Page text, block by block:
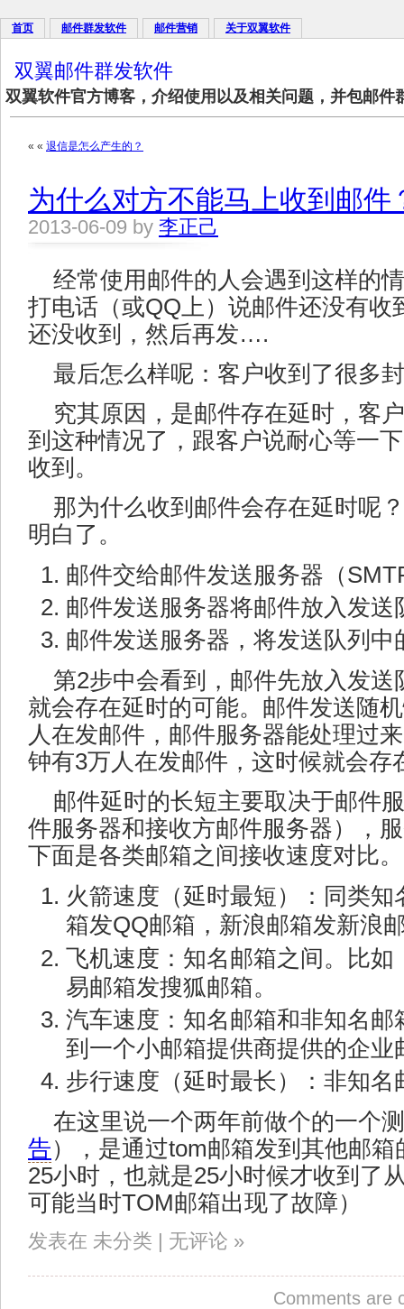
首页 邮件群发软件 邮件营销 关于双翼软件
双翼邮件群发软件
双翼软件官方博客，介绍使用以及相关问题，并包邮
« « 退信是怎么产生的？
为什么对方不能马上收到邮件
2013-06-09 by 李正己
经常使用邮件的人会遇到这样的
打电话（或QQ上）说邮件还没有收
还没收到，然后再发….
最后怎么样呢：客户收到了很多
究其原因，是邮件存在延时，客
到这种情况了，跟客户说耐心等一
收到。
那为什么收到邮件会存在延时呢
明白了。
邮件交给邮件发送服务器（
邮件发送服务器将邮件放入发送
邮件发送服务器，将发送队列
第2步中会看到，邮件先放入发
就会存在延时的可能。邮件发送随
人在发邮件，邮件服务器能处理过
钟有3万人在发邮件，这时候就会存
邮件延时的长短主要取决于邮件
件服务器和接收方邮件服务器），
下面是各类邮箱之间接收速度对比。
火箭速度（延时最短）：同类
箱发QQ邮箱，新浪邮箱发新浪
飞机速度：知名邮箱之间。比
易邮箱发搜狐邮箱。
汽车速度：知名邮箱和非知名
到一个小邮箱提供商提供的企业
步行速度（延时最长）：非知名
在这里说一个两年前做个的一个
告），是通过tom邮箱发到其他邮
25小时，也就是25小时候才收到了
可能当时TOM邮箱出现了故障）
发表在 未分类 | 无评论 »
Comments are